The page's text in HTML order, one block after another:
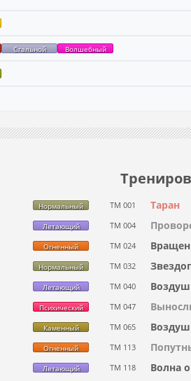
Стальной Волшебный
Нормальный
Летающий
Огненный
Нормальный
Летающий
Психический
Каменный
Огненный
Летающий
ТМ 001 Таран
ТМ 004
ТМ 024
ТМ 032
ТМ 040
ТМ 047
ТМ 065
ТМ 113
ТМ 118 Волна